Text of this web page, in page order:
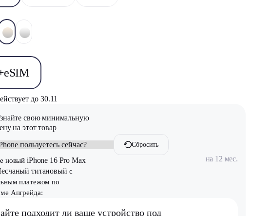
до 30.11
свою минимальную
на этот товар
Сбросить
новыйiPhone 16 Pro Max
титановый с
платежом по
Апгрейда:
на 12 мес.
подходит ли ваше устройство под